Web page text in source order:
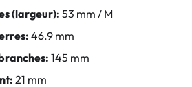
(largeur): 53 mm / M
46.9 mm
145 mm
21 mm